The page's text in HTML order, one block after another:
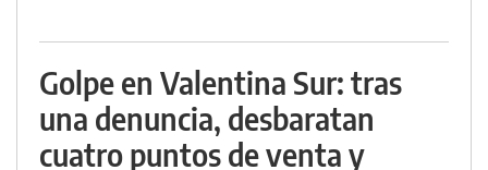
Golpe en Valentina Sur: tras
una denuncia, desbaratan
cuatro puntos de venta y